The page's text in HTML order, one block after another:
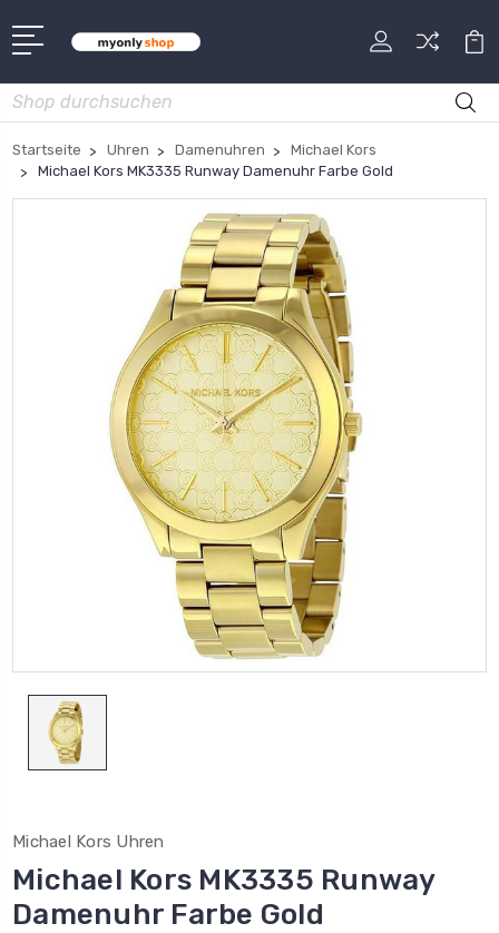
Suche
Startseite Uhren Damenuhren
Michael Kors
Michael Kors MK3335 Runway Damenuhr Farbe Gold
Michael Kors Uhren
Michael Kors MK3335 Runway
Damenuhr Farbe Gold